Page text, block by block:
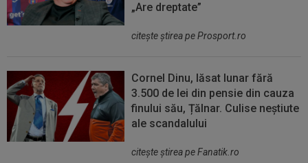
„Are dreptate”
citeşte ştirea pe Prosport.ro
Cornel Dinu, lăsat lunar fără
3.500 de lei din pensie din cauza
finului său, Țălnar. Culise neștiute
ale scandalului
citeşte ştirea pe Fanatik.ro